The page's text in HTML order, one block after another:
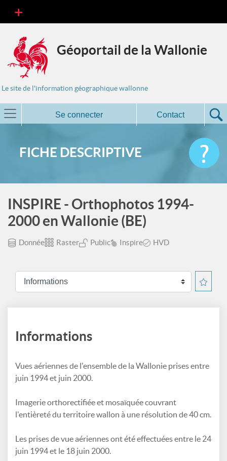
Géoportail de la Wallonie
Le site de l'information géographique wallonne
Se connecter Contact
FICHE DESCRIPTIVE
INSPIRE - Orthophotos 1994-
2000 en Wallonie (BE)
Donnée Raster Public Inspire HVD
Informations
Vues aériennes de l'ensemble de la Wallonie prises entre
juin 1994 et juin 2000.
Imagerie orthorectifiée et mosaïquée couvrant
l'entièreté du territoire wallon à une résolution de 40 cm.
Les prises de vue aériennes ont été effectuées entre le 24
juin 1994 et le 18 juin 2000.